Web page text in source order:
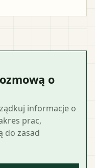
o
informacje o
prac,
do zasad